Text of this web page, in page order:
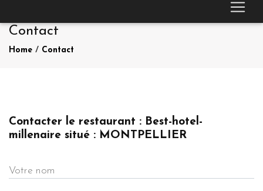
Contact
Home / Contact
Contacter le restaurant : Best-hotel-
millenaire situé : MONTPELLIER
Votre nom